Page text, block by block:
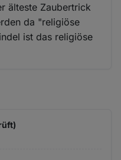
älteste Zaubertrick
da "religiöse
ist das religiöse